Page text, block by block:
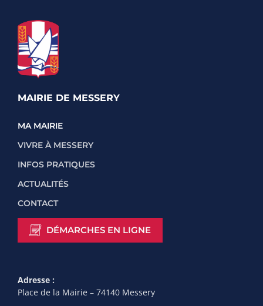
MAIRIE DE MESSERY
MA MAIRIE
VIVRE À MESSERY
INFOS PRATIQUES
ACTUALITÉS
CONTACT
DÉMARCHES EN LIGNE
Adresse :
Place de la Mairie – 74140 Messery